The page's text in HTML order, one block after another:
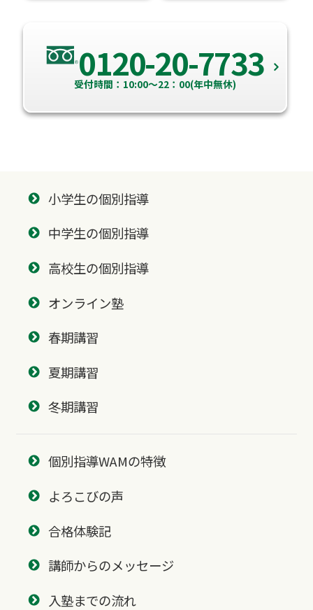
0120-20-7733
受付時間：10:00～22：00(年中無休)
小学生の個別指導
中学生の個別指導
高校生の個別指導
オンライン塾
春期講習
夏期講習
冬期講習
個別指導WAMの特徴
よろこびの声
合格体験記
講師からのメッセージ
入塾までの流れ